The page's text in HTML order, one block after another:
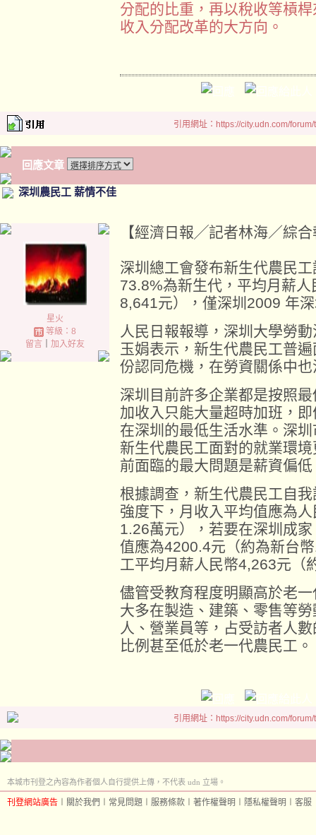
分配的比重，再以稅收等槓
收入分配改革的大方向。
引用網址：https://city.udn.com/
回應文章
深圳農民工 薪情不佳
星火
等級：8
留言｜ 加入好友
【經濟日報╱記者林海／綜
深圳總工會發布新生代農民
73.8%為新生代，平均月薪
8,641元），僅深圳2009 年
人民日報報導，深圳大學勞
玉娟表示，新生代農民工普
份認同危機，在勞資關係中
深圳目前許多企業都是按照
加收入只能大量超時加班，
在深圳的最低生活水準。深
新生代農民工面對的就業環
前面臨的最大問題是薪資偏低
根據調查，新生代農民工自
強度下，月收入平均值應為
1.26萬元），若要在深圳成
值應為4200.4元（約為新台
工平均月薪人民幣4,263元（
儘管受教育程度明顯高於老
大多在製造、建築、零售等
人、營業員等，占受訪者人
比例甚至低於老一代農民工。
引用網址：https://city.udn.com/
本城市刊登之內容為作者個人自行提供上傳，不代表 udn 立場。
刊登網站廣告 關於我們 常見問題 服務條款 著作權聲明 隱私權聲明 客服